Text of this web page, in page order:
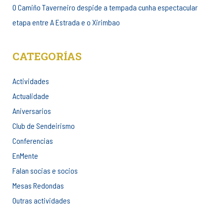
O Camiño Taverneiro despide a tempada cunha espectacular
etapa entre A Estrada e o Xirimbao
CATEGORÍAS
Actividades
Actualidade
Aniversarios
Club de Sendeirismo
Conferencias
EnMente
Falan socias e socios
Mesas Redondas
Outras actividades